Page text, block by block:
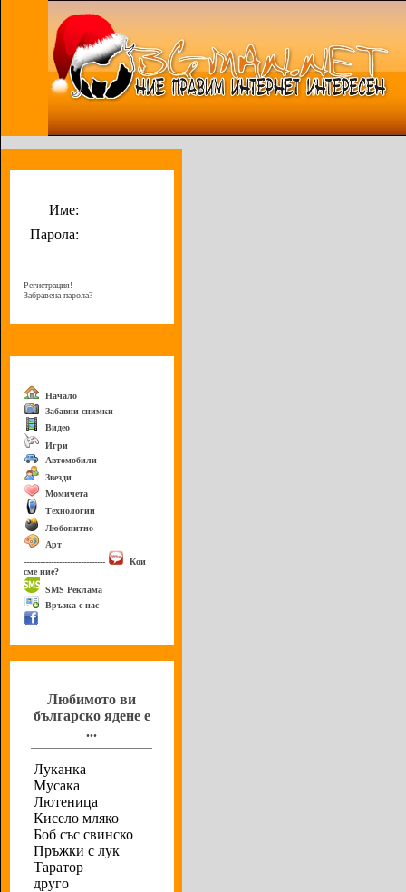
Име:
Парола:
Регистрация!
Забравена парола?
Начало
Забавни снимки
Видео
Игри
Автомобили
Звезди
Момичета
Технологии
Любопитно
Арт
------------------------------
Кои
сме ние?
SMS Реклама
Връзка с нас
Любимото ви
българско ядене е
...
Луканка
Мусака
Лютеница
Кисело мляко
Боб със свинско
Пръжки с лук
Таратор
друго